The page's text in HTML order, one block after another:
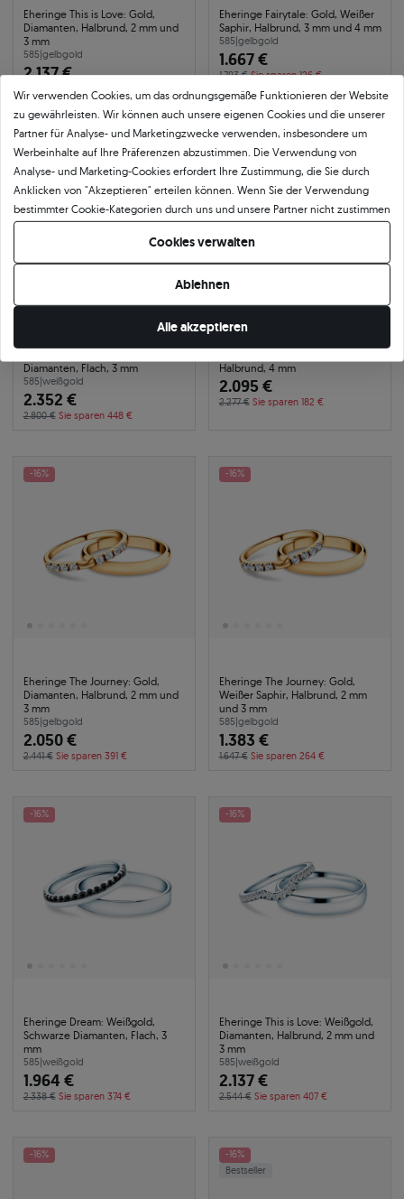
Eheringe This is Love: Gold,
Diamanten, Halbrund, 2 mm und
3 mm
585|gelbgold
2.137 €
Eheringe Fairytale: Gold, Weißer
Saphir, Halbrund, 3 mm und 4 mm
585|gelbgold
1.667 €
1.793 € Sie sparen 126 €
-16%
Diamanten, Flach, 3 mm
585 weißgold
2.352 €
2.800 € Sie sparen 448 €
Halbrund, 4 mm
2.095 €
2.277 € Sie sparen 182 €
-16%
Eheringe The Journey: Gold,
Diamanten, Halbrund, 2 mm und
3 mm
585|gelbgold
2.050 €
2.441 € Sie sparen 391 €
-16%
Eheringe The Journey: Gold,
Weißer Saphir, Halbrund, 2 mm
und 3 mm
585|gelbgold
1.383 €
1.647 € Sie sparen 264 €
-16%
Eheringe Dream: Weißgold,
Schwarze Diamanten, Flach, 3
mm
585|weißgold
1.964 €
2.338 € Sie sparen 374 €
-16%
Eheringe This is Love: Weißgold,
Diamanten, Halbrund, 2 mm und
3 mm
585|weißgold
2.137 €
2.544 € Sie sparen 407 €
-16%
-16%
Bestseller
Wir verwenden Cookies, um das ordnungsgemäße Funktionieren der Website
zu gewährleisten. Wir können auch unsere eigenen Cookies und die unserer
Partner für Analyse- und Marketingzwecke verwenden, insbesondere um
Werbeinhalte auf Ihre Präferenzen abzustimmen. Die Verwendung von
Analyse- und Marketing-Cookies erfordert Ihre Zustimmung, die Sie durch
Anklicken von "Akzeptieren" erteilen können. Wenn Sie der Verwendung
bestimmter Cookie-Kategorien durch uns und unsere Partner nicht zustimmen
möchten, klicken Sie auf "Lassen Sie mich wählen" und bestimmen Sie Ihre
Präferenzen. Sie können Ihre Zustimmung jederzeit widerrufen, indem Sie
Ihre Cookie-Einstellungen ändern.
Cookies verwalten
Ablehnen
Alle akzeptieren